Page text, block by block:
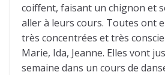
coiffent, faisant un chignon et
aller à leurs cours. Toutes ont
très concentrées et très
Marie, Ida, Jeanne. Elles vont
semaine dans un cours de